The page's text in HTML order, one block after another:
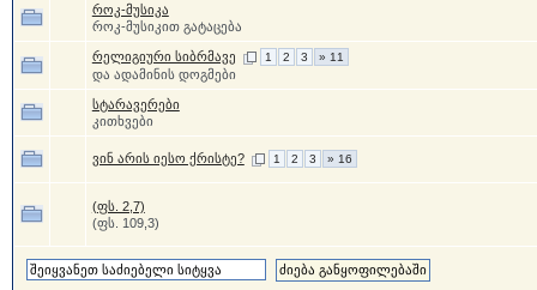
როკ-მუსიკა
როკ-მუსიკით გატაცება
რელიგიური სიბრმავე 1 2 3 » 11
და ადამინის დოგმები
სტარავერები
კითხვები
ვინ არის იესო ქრისტე? 1 2 3 » 16
(ფს. 2,7)
(ფს. 109,3)